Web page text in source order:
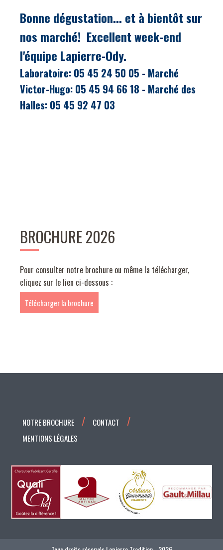
Bonne dégustation... et à bientôt sur
nos marché! Excellent week-end
l'équipe Lapierre-Ody.
Laboratoire: 05 45 24 50 05 - Marché
Victor-Hugo: 05 45 94 66 18 - Marché des
Halles: 05 45 92 47 03
BROCHURE 2026
Pour consulter notre brochure ou même la télécharger,
cliquez sur le lien ci-dessous :
Télécharger la brochure
NOTRE BROCHURE
CONTACT
MENTIONS LÉGALES